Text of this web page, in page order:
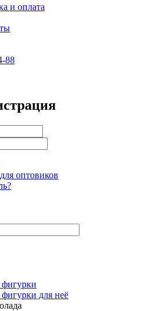
и оплата
88
оптовиков
для неё